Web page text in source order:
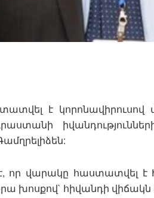
է
է, որ վարակը հաստատվել
խոսքով` հիվանդի